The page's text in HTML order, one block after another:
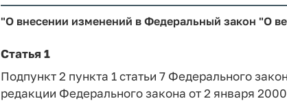
"О внесении изменений в Федеральный закон "О
Статья 1
Подпункт 2 пункта 1 статьи 7 Федерального
редакции Федерального закона от 2 января